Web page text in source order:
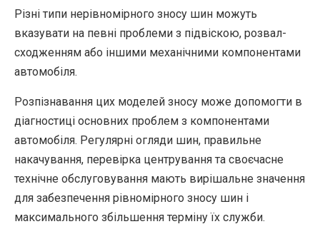
Різні типи нерівномірного зносу шин можуть
вказувати на певні проблеми з підвіскою, розвал-
сходженням або іншими механічними компонентами
автомобіля.
Розпізнавання цих моделей зносу може допомогти в
діагностиці основних проблем з компонентами
автомобіля. Регулярні огляди шин, правильне
накачування, перевірка центрування та своєчасне
технічне обслуговування мають вирішальне значення
для забезпечення рівномірного зносу шин і
максимального збільшення терміну їх служби.